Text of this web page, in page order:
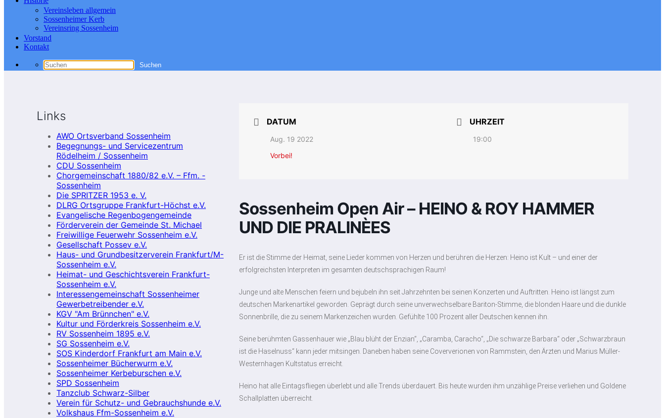
Vereinsleben allgemein
Sossenheimer Kerb
Vereinsring Sossenheim
Vorstand
Kontakt
Links
AWO Ortsverband Sossenheim
Begegnungs- und Servicezentrum
Rödelheim / Sossenheim
CDU Sossenheim
Chorgemeinschaft 1880/82 e.V. – Ffm. -
Sossenheim
Die SPRITZER 1953 e. V.
DLRG Ortsgruppe Frankfurt-Höchst e.V.
Evangelische Regenbogengemeinde
Förderverein der Gemeinde St. Michael
Freiwillige Feuerwehr Sossenheim e.V.
Gesellschaft Possev e.V.
Haus- und Grundbesitzerverein Frankfurt/M-
Sossenheim e.V.
Heimat- und Geschichtsverein Frankfurt-
Sossenheim e.V.
Interessengemeinschaft Sossenheimer
Gewerbetreibender e.V.
KGV "Am Brünnchen" e.V.
Kultur und Förderkreis Sossenheim e.V.
RV Sossenheim 1895 e.V.
SG Sossenheim e.V.
SOS Kinderdorf Frankfurt am Main e.V.
Sossenheimer Bücherwurm e.V.
Sossenheimer Kerbeburschen e.V.
SPD Sossenheim
Tanzclub Schwarz-Silber
Verein für Schutz- und Gebrauchshunde e.V.
Volkshaus Ffm-Sossenheim e.V.
DATUM
Aug. 19 2022
Vorbei!
UHRZEIT
19:00
Sossenheim Open Air – HEINO & ROY HAMMER
UND DIE PRALINÈES
Er ist die Stimme der Heimat, seine Lieder kommen von Herzen und berühren die Herzen: Heino ist Kult – und einer der
erfolgreichsten Interpreten im gesamten deutschsprachigen Raum!
Junge und alte Menschen feiern und bejubeln ihn seit Jahrzehnten bei seinen Konzerten und Auftritten. Heino ist längst zum
deutschen Markenartikel geworden. Geprägt durch seine unverwechselbare Bariton-Stimme, die blonden Haare und die dunkle
Sonnenbrille, die zu seinem Markenzeichen wurden. Gefühlte 100 Prozent aller Deutschen kennen ihn.
Seine berühmten Gassenhauer wie „Blau blüht der Enzian“, „Caramba, Caracho“, „Die schwarze Barbara“ oder „Schwarzbraun
ist die Haselnuss“ kann jeder mitsingen. Daneben haben seine Coververionen von Rammstein, den Ärzten und Marius Müller-
Westernhagen Kultstatus erreicht.
Heino hat alle Eintagsfliegen überlebt und alle Trends überdauert. Bis heute wurden ihm unzählige Preise verliehen und Goldene
Schallplatten überreicht.